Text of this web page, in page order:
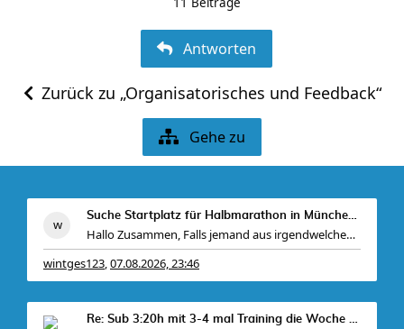
Antworten
Zurück zu „Organisatorisches und Feedback“
Gehe zu
Suche Startplatz für Halbmarathon in München am 11
Hallo Zusammen, Falls jemand aus irgendwelchen Gr
wintges123,07.08.2026, 23:46
Re: Sub 3:20h mit 3-4 mal Training die Woche machb